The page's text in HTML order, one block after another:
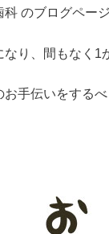
のブログページ
り、間もなく1
手伝いをする